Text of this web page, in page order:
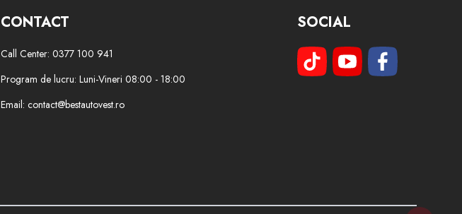
CONTACT
Call Center: 0377 100 941
Program de lucru: Luni-Vineri 08:00 - 18:00
Email: contact@bestautovest.ro
SOCIAL